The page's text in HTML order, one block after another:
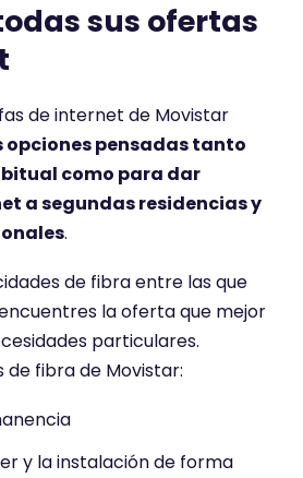
sus ofertas
de internet de Movistar
opciones pensadas tanto
como para dar
a segundas residencias y
.
de fibra entre las que
la oferta que mejor
particulares.
de fibra de Movistar:
y la instalación de forma